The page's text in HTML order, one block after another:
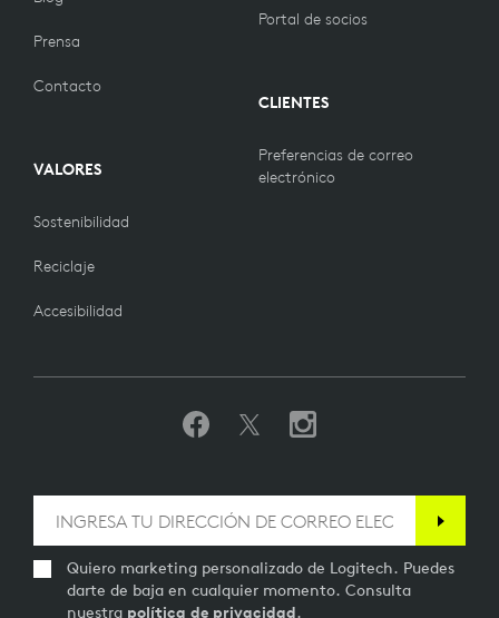
Prensa
Contacto
VALORES
Sostenibilidad
Reciclaje
Accesibilidad
Portal de socios
CLIENTES
Preferencias de correo
electrónico
Quiero marketing personalizado de Logitech. Puedes
darte de baja en cualquier momento. Consulta
nuestra política de privacidad.